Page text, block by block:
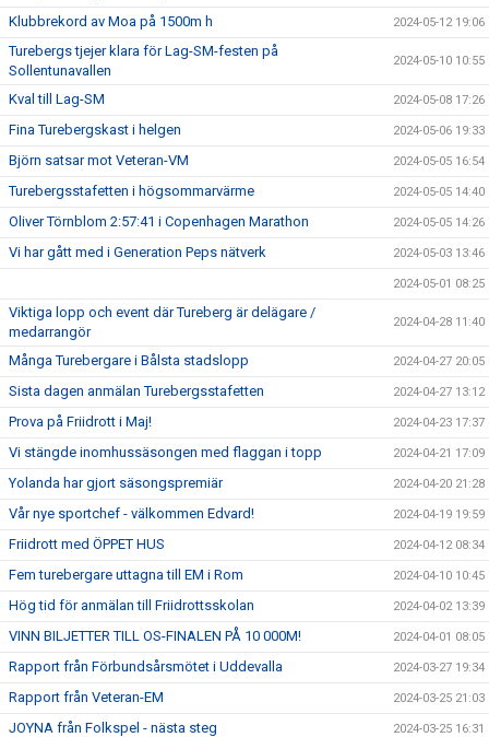
Klubbrekord av Moa på 1500m h 2024-05-12 19:06
Turebergs tjejer klara för Lag-SM-festen på
Sollentunavallen
2024-05-10 10:55
Kval till Lag-SM 2024-05-08 17:26
Fina Turebergskast i helgen 2024-05-06 19:33
Björn satsar mot Veteran-VM 2024-05-05 16:54
Turebergsstafetten i högsommarvärme 2024-05-05 14:40
Oliver Törnblom 2:57:41 i Copenhagen Marathon 2024-05-05 14:26
Vi har gått med i Generation Peps nätverk 2024-05-03 13:46
2024-05-01 08:25
Viktiga lopp och event där Tureberg är delägare /
medarrangör
2024-04-28 11:40
Många Turebergare i Bålsta stadslopp 2024-04-27 20:05
Sista dagen anmälan Turebergsstafetten 2024-04-27 13:12
Prova på Friidrott i Maj! 2024-04-23 17:37
Vi stängde inomhussäsongen med flaggan i topp 2024-04-21 17:09
Yolanda har gjort säsongspremiär 2024-04-20 21:28
Vår nye sportchef - välkommen Edvard! 2024-04-19 19:59
Friidrott med ÖPPET HUS 2024-04-12 08:34
Fem turebergare uttagna till EM i Rom 2024-04-10 10:45
Hög tid för anmälan till Friidrottsskolan 2024-04-02 13:39
VINN BILJETTER TILL OS-FINALEN PÅ 10 000M! 2024-04-01 08:05
Rapport från Förbundsårsmötet i Uddevalla 2024-03-27 19:34
Rapport från Veteran-EM 2024-03-25 21:03
JOYNA från Folkspel - nästa steg 2024-03-25 16:31